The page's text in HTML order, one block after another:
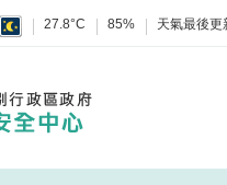
27.8°C 85% 天氣最後更